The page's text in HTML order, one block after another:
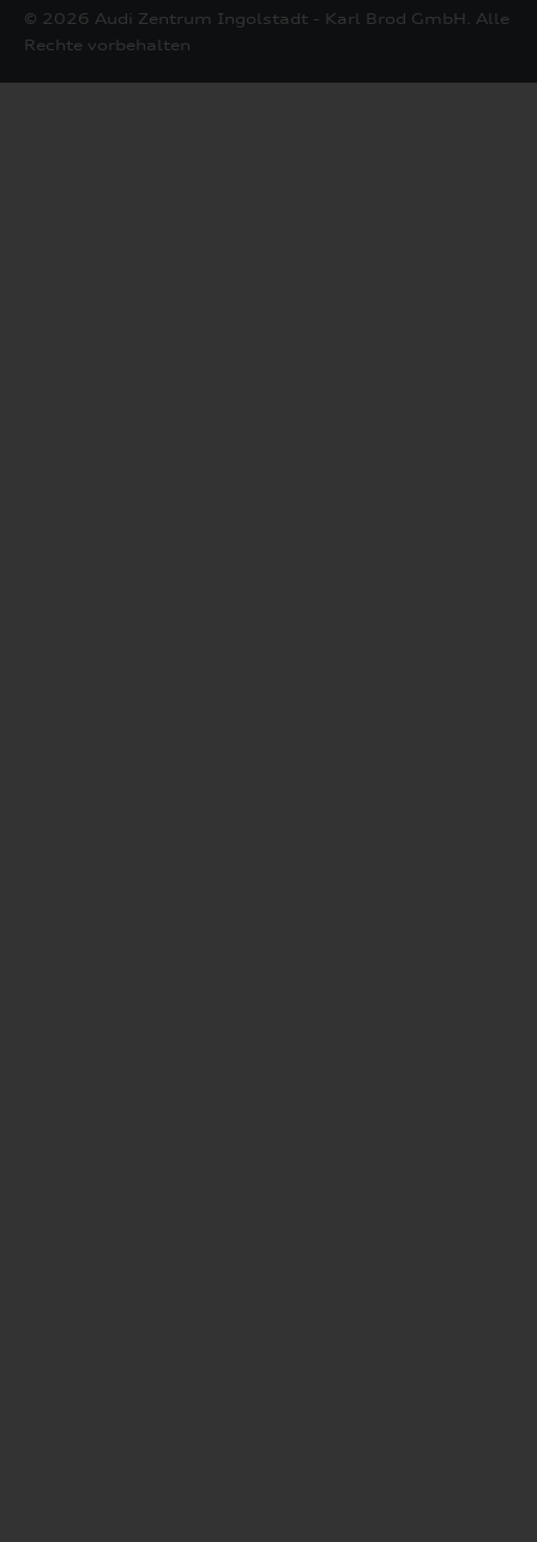
© 2026 Audi Zentrum Ingolstadt - Karl Brod GmbH. Alle
Rechte vorbehalten